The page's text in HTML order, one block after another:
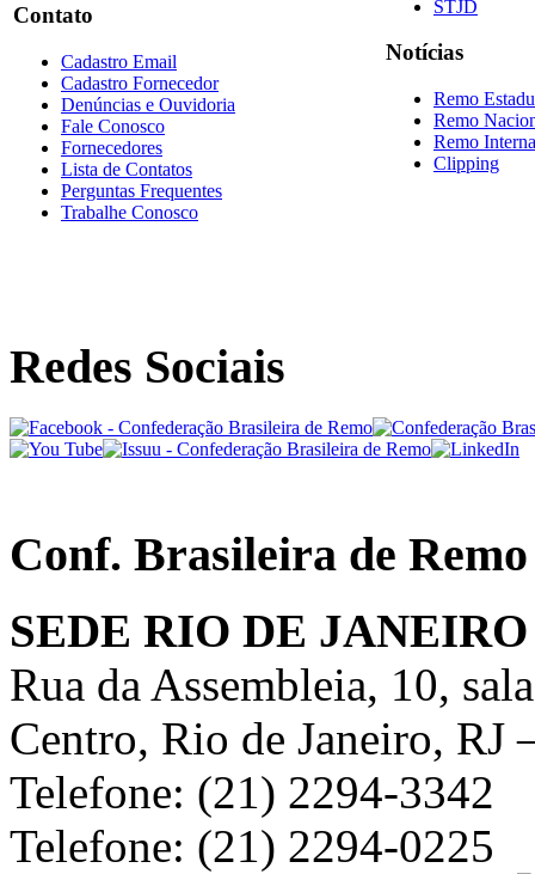
Contato
Cadastro Email
Cadastro Fornecedor
Denúncias e Ouvidoria
Fale Conosco
Fornecedores
Lista de Contatos
Perguntas Frequentes
Trabalhe Conosco
STJD
Notícias
Remo
Remo
Remo
Clipping
Redes Sociais
Conf. Brasileira de Remo
SEDE RIO DE JANEIRO
Rua da Assembleia, 10,
Centro, Rio de Janeiro, RJ
Telefone: (21) 2294-3342
Telefone: (21) 2294-0225